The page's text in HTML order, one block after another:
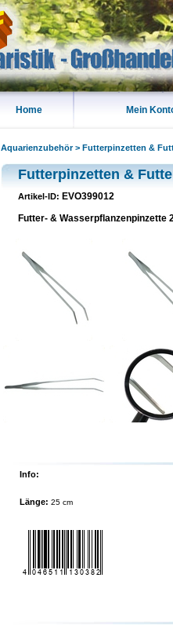
Home Mein
Aquarienzubehör> Futterpinzetten &
Futterpinzetten &
Artikel-ID: EVO399012
Futter- & Wasserpflanzenpinzette
Info:
Länge: 25 cm